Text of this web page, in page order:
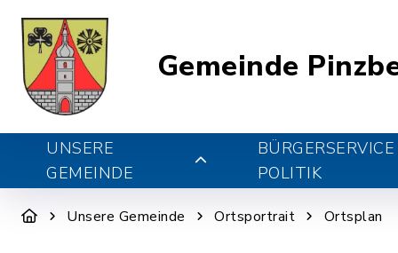
Gemeinde
UNSERE
GEMEINDE
POLITIK
Unsere Gemeinde Ortsportrait Ortsplan